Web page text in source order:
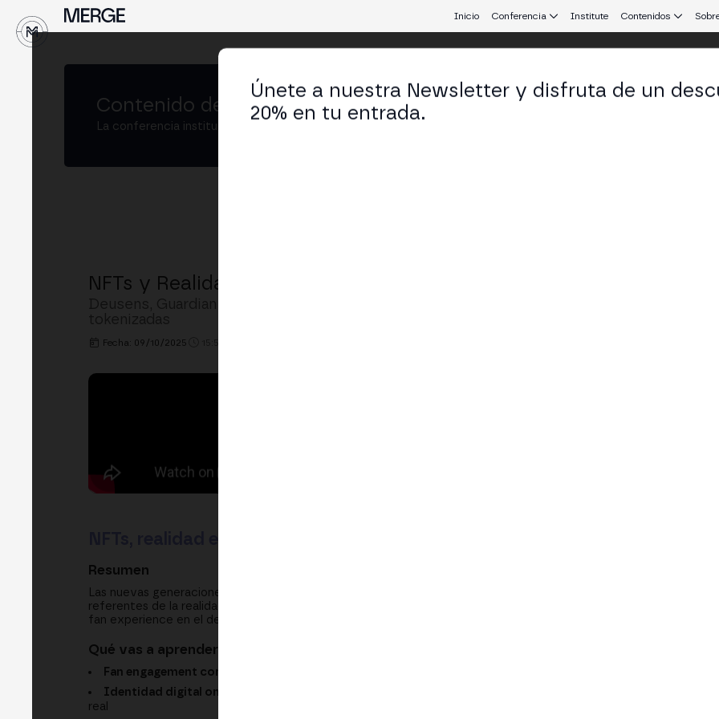
Inicio Conferencia Institute Contenidos
Contenido de MERGE Madrid 25
La conferencia institucional de cripto y Web3 que conecta Europa y Latinoamérica.
NFTs y Realidad Extendida: La Fan Experience del Futuro
Fecha: 09/10/2025
Resumen
Las nuevas generaciones ya no quieren que las marcas les cuenten una historia: quieren vivirla. En este panel de
referentes de la realidad extendida y la Web3 explican cómo los NFTs, los mundos virtuales y la identidad digital
fan experience en el deporte y el entretenimiento, eliminando fricciones para conectar con audiencias de miles
Qué vas a aprender
Fan engagement con NFTs:
Identidad digital on-chain:
real
Únete a nuestra Newsletter y disfruta de un
20% en tu entrada.